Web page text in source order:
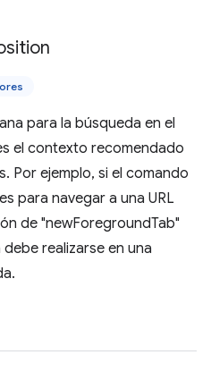
para la búsqueda en el
el contexto recomendado
Por ejemplo, si el comando
para navegar a una URL
de "newForegroundTab"
realizarse en una